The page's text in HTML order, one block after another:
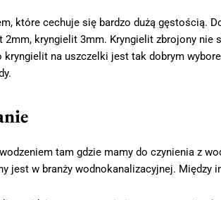
które cechuje się bardzo dużą gęstością.
2mm, kryngielit 3mm. Kryngielit zbrojony nie
na uszczelki jest tak dobrym
tam gdzie mamy do czynienia z
jest w branży wodnokanalizacyjnej. Między